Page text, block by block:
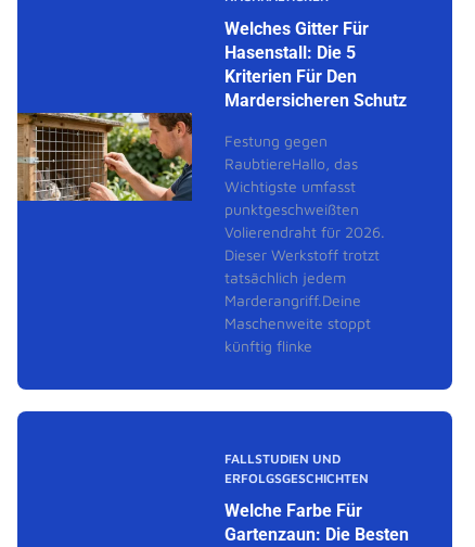
Welches Gitter Für
Hasenstall: Die 5
Kriterien Für Den
Mardersicheren Schutz
Festung gegen
RaubtiereHallo, das
Wichtigste umfasst
punktgeschweißten
Volierendraht für 2026.
Dieser Werkstoff trotzt
tatsächlich jedem
Marderangriff.Deine
Maschenweite stoppt
künftig flinke
FALLSTUDIEN UND
ERFOLGSGESCHICHTEN
Welche Farbe Für
Gartenzaun: Die Besten